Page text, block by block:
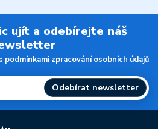
ujít a odebírejte náš
podmínkami zpracování osobních údajů
Odebírat newsletter